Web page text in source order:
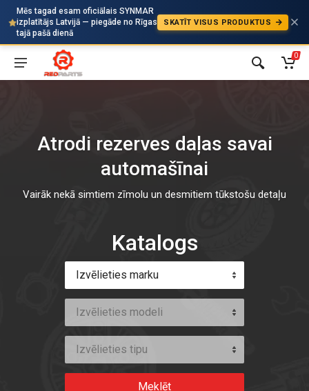
Mēs tagad esam oficiālais SYNMAR
izplatītājs Latvijā — piegāde no Rīgas
tajā pašā dienā
SKATĪT VISUS PRODUKTUS
Auto
0
Atrodi rezerves daļas savai
automašīnai
Vairāk nekā simtiem zīmolu un desmitiem tūkstošu detaļu
Katalogs
Izvēlieties marku
Izvēlieties modeli
Izvēlieties tipu